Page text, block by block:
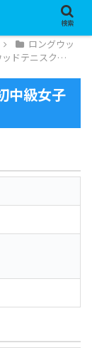
ロングウッ
ッドテニスク…
中級女子
検索